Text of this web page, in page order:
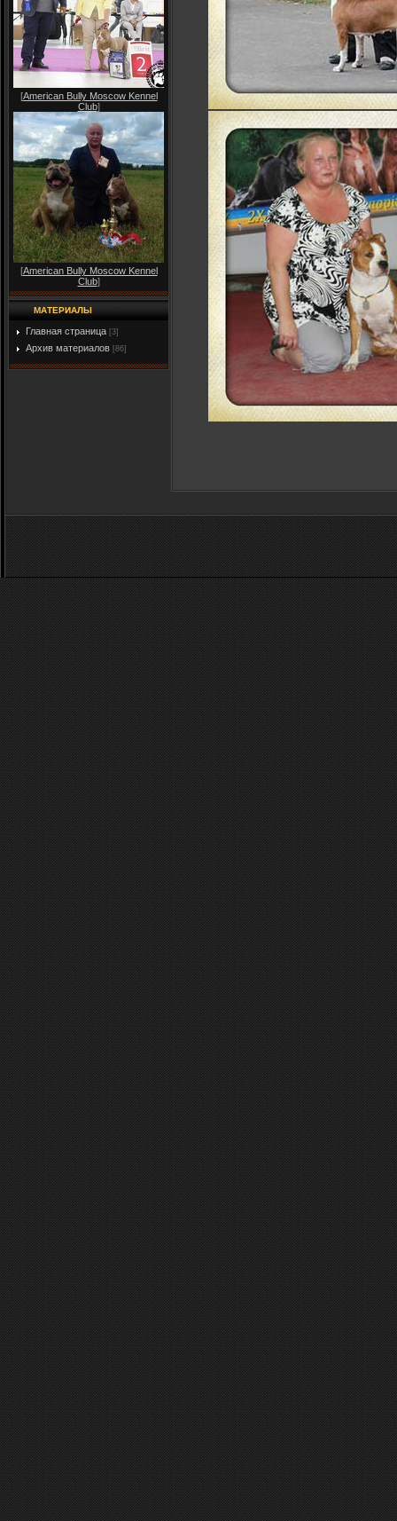
[American Bully Moscow Kennel
Club]
[American Bully Moscow Kennel
Club]
МАТЕРИАЛЫ
Главная страница [3]
Архив материалов [86]